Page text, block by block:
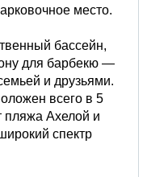
место.
бассейн,
для барбекю —
и друзьями.
всего в 5
пляжа Ахелой и
спектр